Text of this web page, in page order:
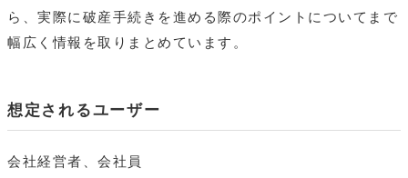
ら、実際に破産手続きを進める際のポイントについてまで
幅広く情報を取りまとめています。
想定されるユーザー
会社経営者、会社員